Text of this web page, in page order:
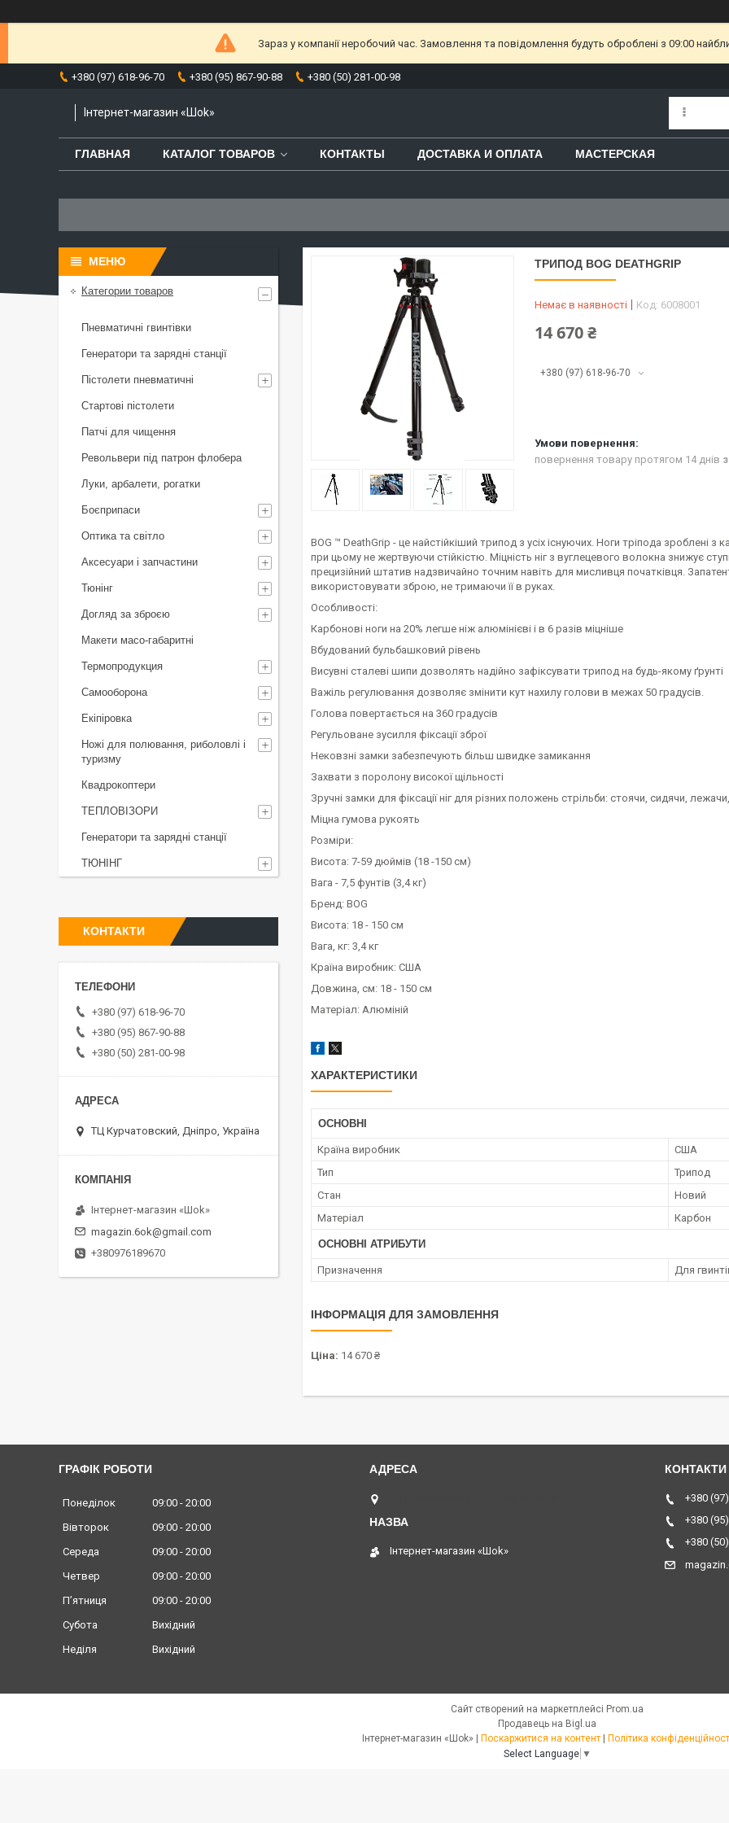
Зараз у компанії неробочий час. Замовлення та повідомлення будуть оброблені з 09:00
+380 (97) 618-96-70 +380 (95) 867-90-88 +380 (50) 281-00-98
Інтернет-магазин «Шоk»
ГЛАВНАЯ КАТАЛОГ ТОВАРОВ КОНТАКТЫ ДОСТАВКА И ОПЛАТА МАСТЕРСКАЯ
ТРИПОД BOG DEATHGRIP
Немає в наявності Код: 6008001
14 670 ₴
+380 (97) 618-96-70
повернення товару протягом 14 днів
BOG ™ DeathGrip - це найстійкіший трипод з усіх існуючих. Ноги тріпода зроблені
при цьому не жертвуючи стійкістю. Міцність ніг з вуглецевого волокна знижує
прецизійний штатив надзвичайно точним навіть для мисливця початківця.
використовувати зброю, не тримаючи її в руках.
Особливості:
Карбонові ноги на 20% легше ніж алюмінієві і в 6 разів міцніше
Вбудований бульбашковий рівень
Висувні сталеві шипи дозволять надійно зафіксувати трипод на будь-якому ґрунті
Важіль регулювання дозволяє змінити кут нахилу голови в межах 50 градусів.
Голова повертається на 360 градусів
Регульоване зусилля фіксації зброї
Нековзні замки забезпечують більш швидке замикання
Захвати з поролону високої щільності
Зручні замки для фіксації ніг для різних положень стрільби: стоячи, сидячи,
Міцна гумова рукоять
Розміри:
Висота: 7-59 дюймів (18 -150 см)
Вага - 7,5 фунтів (3,4 кг)
Бренд: BOG
Висота: 18 - 150 см
Вага, кг: 3,4 кг
Країна виробник: США
Довжина, см: 18 - 150 см
Матеріал: Алюміній
ХАРАКТЕРИСТИКИ
ОСНОВНІ
Країна виробник
США
Тип
Трипод
Стан
Новий
Матеріал
Карбон
ОСНОВНІ АТРИБУТИ
Призначення Для
ІНФОРМАЦІЯ ДЛЯ ЗАМОВЛЕННЯ
Ціна: 14 670 ₴
Категории товаров
Пневматичні гвинтівки
Генератори та зарядні станції
Пістолети пневматичні
Стартові пістолети
Патчі для чищення
Револьвери під патрон флобера
Луки, арбалети, рогатки
Боєприпаси
Оптика та світло
Аксесуари і запчастини
Тюнінг
Догляд за зброєю
Макети масо-габаритні
Термопродукция
Самооборона
Екіпіровка
Ножі для полювання, риболовлі і
туризму
Квадрокоптери
ТЕПЛОВІЗОРИ
Генератори та зарядні станції
ТЮНІНГ
КОНТАКТИ
+380 (97) 618-96-70
+380 (95) 867-90-88
+380 (50) 281-00-98
ТЦ Курчатовский, Дніпро, Україна
Інтернет-магазин «Шоk»
magazin.6ok@gmail.com
+380976189670
ГРАФІК РОБОТИ
Понеділок 09:00
20:00
Вівторок
09:00
20:00
Середа
09:00
20:00
Четвер
09:00
20:00
Пʼятниця
09:00
20:00
Субота
Вихідний
Неділя
Вихідний
Інтернет-магазин «Шоk»
+380
+380
+380
Сайт створений на маркетплейсі Prom.ua
Продавець на Bigl.ua
Поскаржитися на контент
Політика
Select Language ▼